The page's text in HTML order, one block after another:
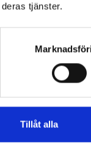
tjänster.
Tillåt alla